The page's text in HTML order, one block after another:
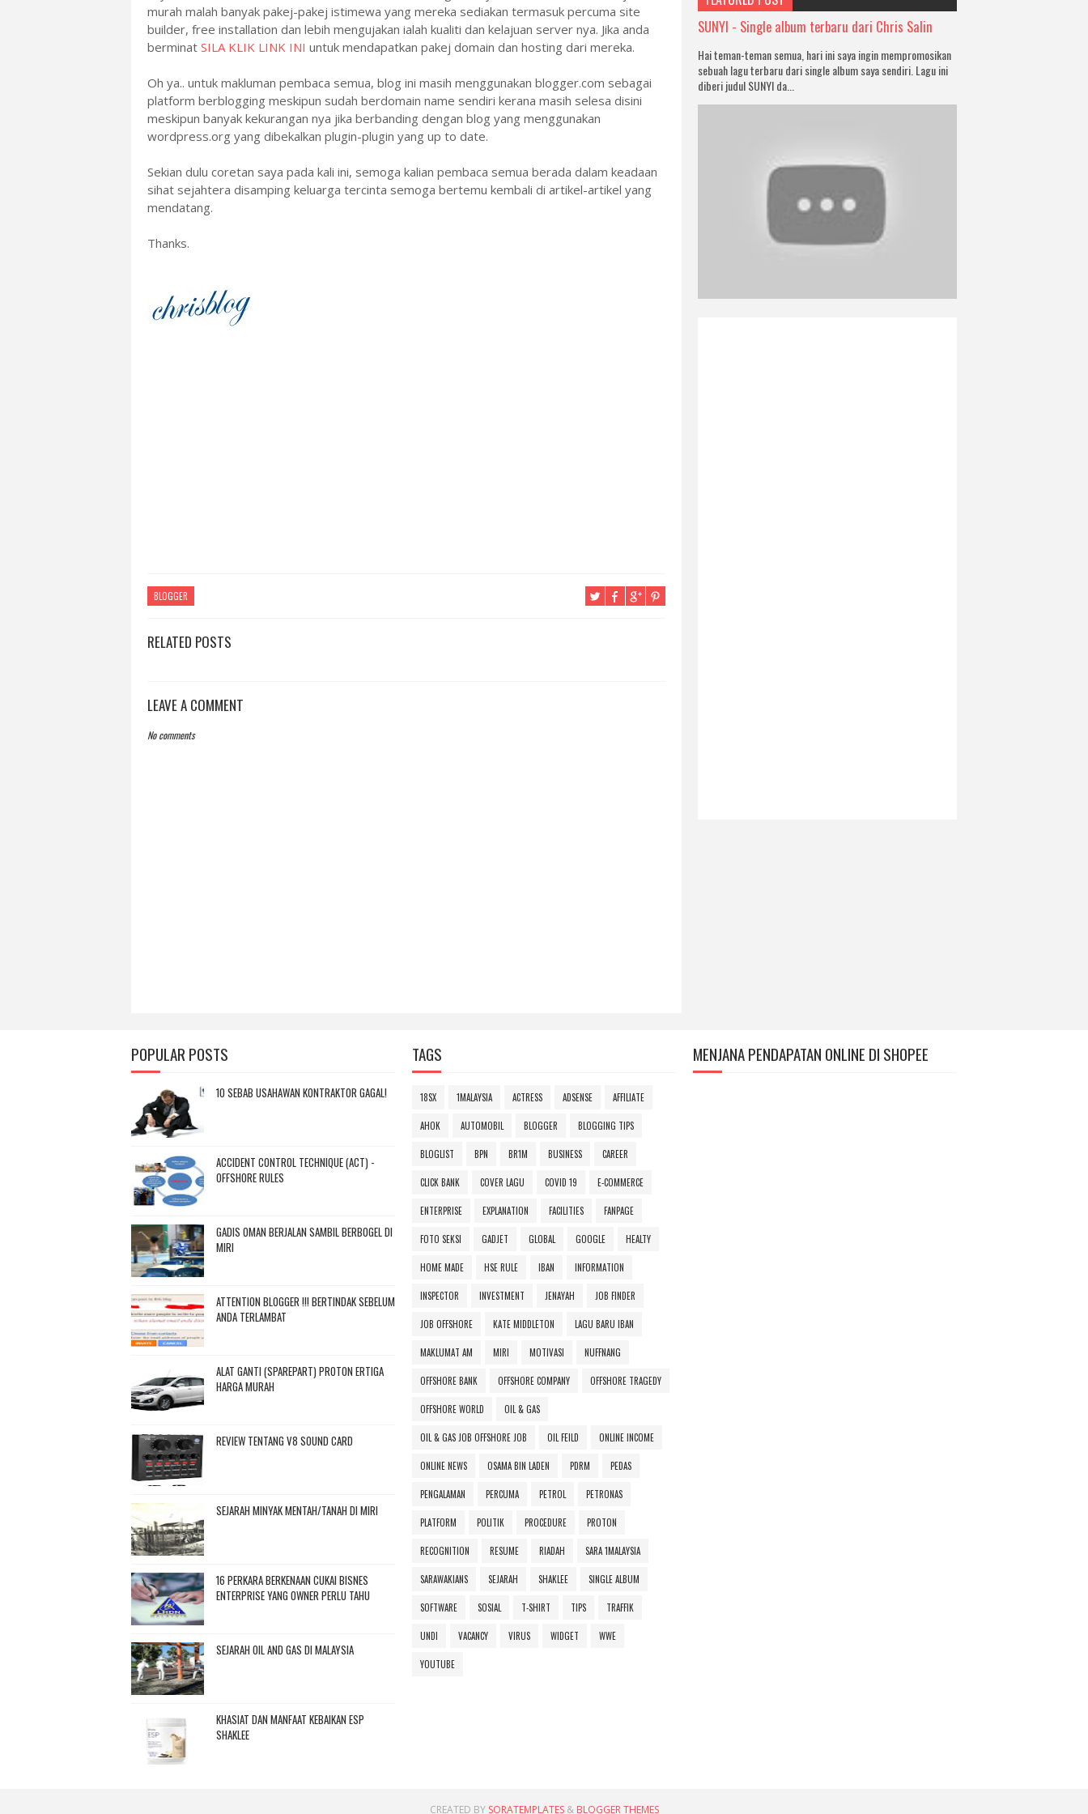
murah malah banyak pakej-pakej istimewa yang mereka sediakan termasuk percuma site
builder, free installation dan lebih mengujakan ialah kualiti dan kelajuan server nya. Jika anda
berminat SILA KLIK LINK INI untuk mendapatkan pakej domain dan hosting dari mereka.
Oh ya.. untuk makluman pembaca semua, blog ini masih menggunakan blogger.com sebagai
platform berblogging meskipun sudah berdomain name sendiri kerana masih selesa disini
meskipun banyak kekurangan nya jika berbanding dengan blog yang menggunakan
wordpress.org yang dibekalkan plugin-plugin yang up to date.
Sekian dulu coretan saya pada kali ini, semoga kalian pembaca semua berada dalam keadaan
sihat sejahtera disamping keluarga tercinta semoga bertemu kembali di artikel-artikel yang
mendatang.
Thanks.
BLOGGER
RELATED POSTS
LEAVE A COMMENT
No comments
SUNYI - Single album terbaru dari Chris Salin
Hai teman-teman semua, hari ini saya ingin mempromosikan
sebuah lagu terbaru dari single album saya sendiri. Lagu ini
diberi judul SUNYI da...
POPULAR POSTS
10 SEBAB USAHAWAN KONTRAKTOR GAGAL!
ACCIDENT CONTROL TECHNIQUE (ACT) -
OFFSHORE RULES
GADIS OMAN BERJALAN SAMBIL BERBOGEL DI
MIRI
ATTENTION BLOGGER !!! BERTINDAK SEBELUM
ANDA TERLAMBAT
ALAT GANTI (SPAREPART) PROTON ERTIGA
HARGA MURAH
REVIEW TENTANG V8 SOUND CARD
SEJARAH MINYAK MENTAH/TANAH DI MIRI
16 PERKARA BERKENAAN CUKAI BISNES
ENTERPRISE YANG OWNER PERLU TAHU
SEJARAH OIL AND GAS DI MALAYSIA
KHASIAT DAN MANFAAT KEBAIKAN ESP
SHAKLEE
TAGS
18SX 1MALAYSIA ACTRESS ADSENSE AFFILIATE
AHOK AUTOMOBIL BLOGGER BLOGGING TIPS
BLOGLIST BPN BR1M BUSINESS CAREER
CLICK BANK COVER LAGU COVID 19 E-COMMERCE
ENTERPRISE EXPLANATION FACILITIES FANPAGE
FOTO SEKSI GADJET GLOBAL GOOGLE HEALTY
HOME MADE HSE RULE IBAN INFORMATION
INSPECTOR INVESTMENT JENAYAH JOB FINDER
JOB OFFSHORE KATE MIDDLETON LAGU BARU IBAN
MAKLUMAT AM MIRI MOTIVASI NUFFNANG
OFFSHORE BANK OFFSHORE COMPANY OFFSHORE TRAGEDY
OFFSHORE WORLD OIL & GAS
OIL & GAS JOB OFFSHORE JOB OIL FEILD ONLINE INCOME
ONLINE NEWS OSAMA BIN LADEN PDRM PEDAS
PENGALAMAN PERCUMA PETROL PETRONAS
PLATFORM POLITIK PROCEDURE PROTON
RECOGNITION RESUME RIADAH SARA 1MALAYSIA
SARAWAKIANS SEJARAH SHAKLEE SINGLE ALBUM
SOFTWARE SOSIAL T-SHIRT TIPS TRAFFIK
UNDI VACANCY VIRUS WIDGET WWE
YOUTUBE
MENJANA PENDAPATAN ONLINE DI SHOPEE
CREATED BY SORATEMPLATES& BLOGGER THEMES